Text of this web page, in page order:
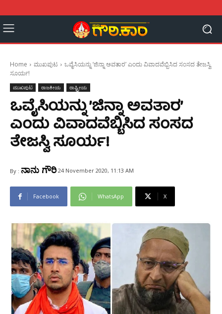
Home ಮುಖಪುಟ
ಒವೈಸಿಯನ್ನು ’ಜಿನ್ನಾ ಅವತಾರ’ ಎಂದು ವಿವಾದವೆಬ್ಬಿಸಿದ ಸಂಸದ ತೇಜಸ್ವಿ
ಸೂರ್ಯ!
ಮುಖಪುಟ ರಾಜಕೀಯ ರಾಷ್ಟ್ರೀಯ
ಒವೈಸಿಯನ್ನು ’ಜಿನ್ನಾ ಅವತಾರ’
ಎಂದು ವಿವಾದವೆಬ್ಬಿಸಿದ ಸಂಸದ
ತೇಜಸ್ವಿ ಸೂರ್ಯ!
By : ನಾನು ಗೌರಿ 24 November 2020, 11:13 AM
Facebook WhatsApp X